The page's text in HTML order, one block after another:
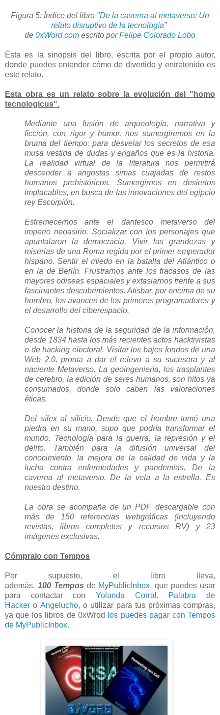
Figura 5: Índice del libro "De la caverna al metaverso: Un
relato disruptivo de la tecnología"
de 0xWord.com escrito porFelipe Colorado Lobo
Ésta es la sinopsis del libro, escrita por el propio autor,
donde puedes entender cómo de divertido y entretenido es
este relato.
Esta obra es un relato sobre la evolución del "homo
tecnologicus".
Mediante una fusión de arqueología, narrativa y
ficción, con rigor y humor, nos sumergiremos en la
bruma del tiempo; para desvelar los secretos de esa
musa vestida de dudas y engaños que es la historia.
La realidad virtual de la literatura nos permitirá
descender a angostas simas cuajadas de restos
humanos prehistóricos. Sumergirnos en desiertos
implacables, en busca de las innovaciones del egipcio
rey Escorpión.
Estremecernos ante el dantesco metaverso del
imperio neoasirio. Socializar con los personajes que
apuntalaron la democracia. Vivir las grandezas y
miserias de una Roma regida por el primer emperador
hispano. Sentir el miedo en la batalla del Atlántico o
en la de Berlín. Frustrarnos ante los fracasos de las
mayores odiseas espaciales y extasiarnos frente a sus
fascinantes descubrimientos. Atisbar, por encima de su
hombro, los avances de los primeros programadores y
el desarrollo del ciberespacio.
Conocer la historia de la seguridad de la información,
desde 1834 hasta los más recientes actos hacktivistas
o de hacking electoral. Visitar los bajos fondos de una
Web 2.0, pronta a dar el relevo a su sucesora y al
naciente Metaverso. La geoingeniería, los trasplantes
de cerebro, la edición de seres humanos, son hitos ya
consumados, donde solo caben las valoraciones
éticas.
Del sílex al silicio. Desde que el hombre tomó una
piedra en su mano, supo que podría transformar el
mundo. Tecnología para la guerra, la represión y el
delito. También para la difusión universal del
conocimiento, la mejora de la calidad de vida y la
lucha contra enfermedades y pandemias. De la
caverna al metaverso. De la vela a la estrella. Es
nuestro destino.
La obra se acompaña de un PDF descargable con
más de 150 referencias webgráficas (incluyendo
revistas, libros completos y recursos RV) y 23
imágenes exclusivas.
Cómpralo con Tempos
Por supuesto, el libro lleva,
además, 100 Tempos de MyPublicInbox, que puedes usar
para contactar con Yolanda Corral , Palabra de
Hacker o Angelucho, o utilizar para tus próximas compras,
ya que los libros de 0xWrod
los puedes pagar con Tempos
de MyPublicInbox.